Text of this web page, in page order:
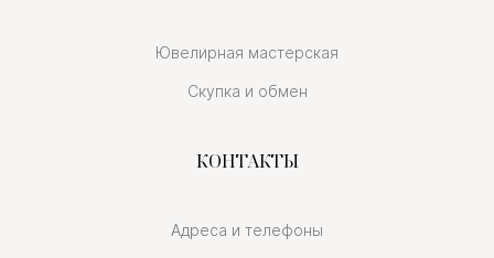
Ювелирная мастерская
Скупка и обмен
КОНТАКТЫ
Адреса и телефоны